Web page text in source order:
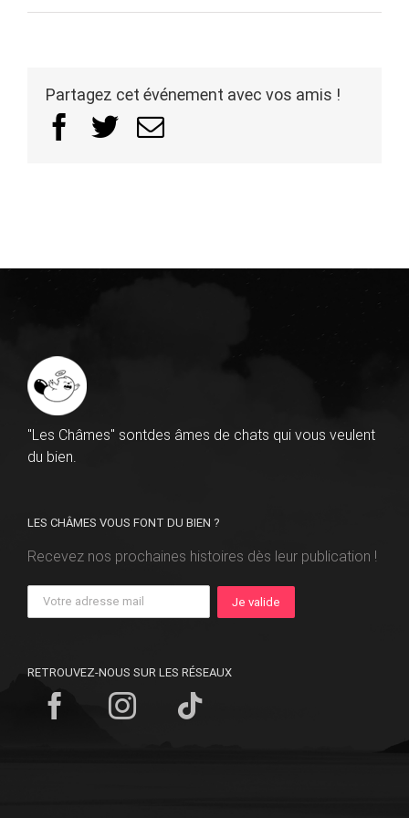
Partagez cet événement avec vos amis !
Facebook
TwitterEmail
"Les Châmes" sontdes âmes de chats qui vous veulent
du bien.
LES CHÂMES VOUS FONT DU BIEN ?
Recevez nos prochaines histoires dès leur publication !
RETROUVEZ-NOUS SUR LES RÉSEAUX